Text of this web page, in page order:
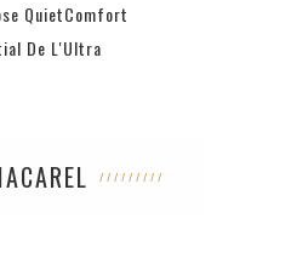
QuietComfort
De L'Ultra